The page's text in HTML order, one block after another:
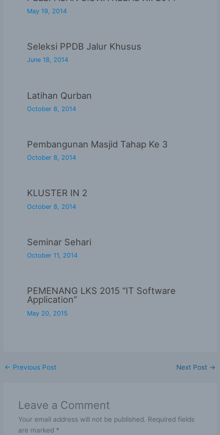
May 19, 2014
Seleksi PPDB Jalur Khusus
June 18, 2014
Latihan Qurban
October 8, 2014
Pembangunan Masjid Tahap Ke 3
October 8, 2014
KLUSTER IN 2
October 8, 2014
Seminar Sehari
October 11, 2014
PEMENANG LKS 2015 “IT Software
Application”
May 20, 2015
← Previous Post Next Post →
Leave a Comment
Your email address will not be published. Required fields
are marked *